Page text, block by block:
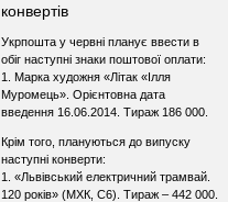
конвертів
Укрпошта у червні планує ввести в
обіг наступні знаки поштової оплати:
1. Марка художня «Літак «Ілля
Муромець». Орієнтовна дата
введення 16.06.2014. Тираж 186 000.
Крім того, плануються до випуску
наступні конверти:
1. «Львівський електричний трамвай.
120 років» (МХК, С6). Тираж – 442 000.